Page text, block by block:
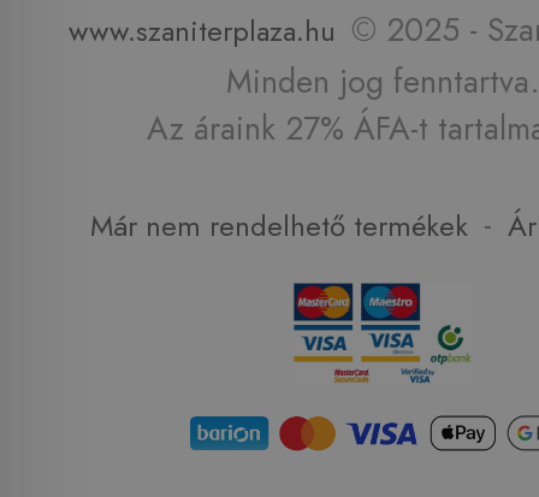
www.szaniterplaza.hu © 2025 -
Minden jog fenntartva.
Az áraink 27% ÁFA-t
Már nem rendelhető termékek -